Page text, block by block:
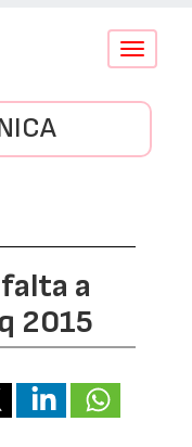
Conmutar
a
2015